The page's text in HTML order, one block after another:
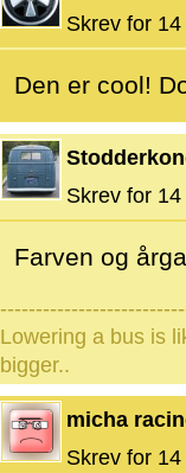
Skrev for
Den er cool!
Skrev for
Farven og
Lowering a bus is
bigger..
micha
Skrev for